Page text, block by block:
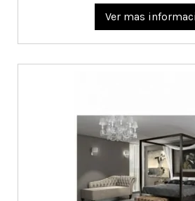
Ver mas